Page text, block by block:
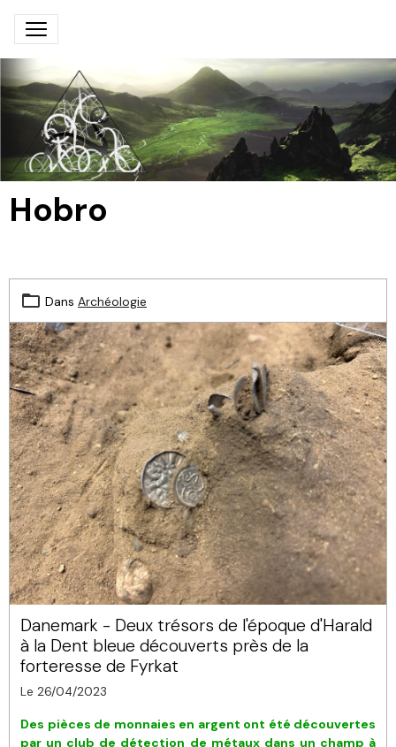
Hobro
Dans Archéologie
Danemark - Deux trésors de l'époque d'Harald
à la Dent bleue découverts près de la
forteresse de Fyrkat
Le 26/04/2023
Des pièces de monnaies en argent ont été découvertes
par un club de détection de métaux dans un champ à